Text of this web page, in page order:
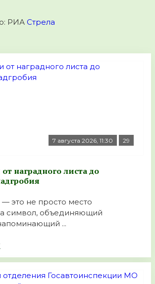
РИА Стрела
7 августа 2026, 11:30 29
наградного листа до
это не просто место
символ, объединяющий
...